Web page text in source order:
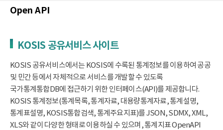
Open API
KOSIS 공유서비스 사이트
KOSIS 공유서비스에서는 KOSIS에 수록된 통계정보를 이용하여 공공
및 민간 등에서 자체적으로 서비스를 개발할 수 있도록
국가통계통합DB에 접근하기 위한 인터페이스(API)를 제공합니다.
KOSIS 통계정보(통계목록, 통계자료, 대용량통계자료, 통계설명,
통계표설명, KOSIS통합검색, 통계주요지표)를 JSON, SDMX, XML,
XLS와 같이 다양한 형태로 이용하실 수 있으며, 통계지표 OpenAPI